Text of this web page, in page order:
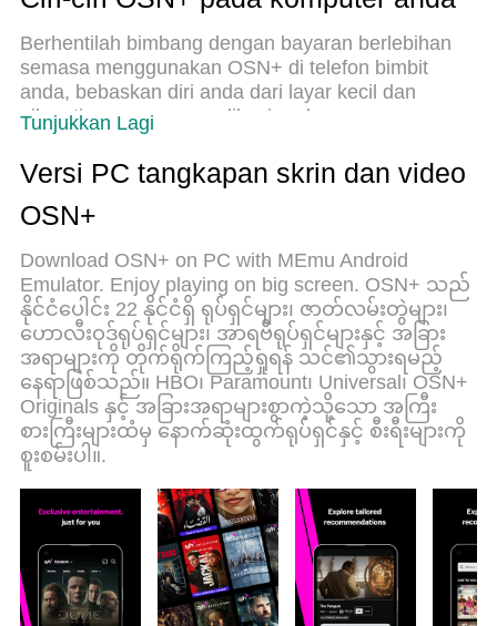
Berhentilah bimbang dengan bayaran berlebihan
semasa menggunakan OSN+ di telefon bimbit
anda, bebaskan diri anda dari layar kecil dan
nikmati penggunaan aplikasi pada paparan yang
jauh lebih besar. Mulai sekarang, dapatkan
pengalaman skrin penuh aplikasi anda dengan
papan kekunci dan tetikus. MEmu Play semua ciri
mengejutkan yang anda harapkan: pemasangan
tidak ada batasan bateri, data mudah alih, dan
panggilan yang mengganggu. MEmu 9 yang baru
adalah pilihan terbaik untuk menggunakan OSN+ di
komputer anda. Dikodkan dengan penyerapan
kami, pengurus multi-instance menjadikan
pembukaan 2 atau lebih akaun pada masa yang
sama mungkin. Dan yang paling penting, mesin
emulasi eksklusif kami dapat melepaskan potensi
penuh PC anda, menjadikan semuanya lancar dan
Tunjukkan Lagi
Versi PC tangkapan skrin dan video
OSN+
Download OSN+ on PC with MEmu Android
Emulator. Enjoy playing on big screen. OSN+ သည်
နိုင်ငံပေါင်း 22 နိုင်ငံရှိ ရုပ်ရှင်များ၊ ဇာတ်လမ်းတွဲများ၊
ဟောလီးဝုဒ်ရုပ်ရှင်များ၊ အာရဗီရုပ်ရှင်များနှင့် အခြား
အရာများကို တိုက်ရိုက်ကြည့်ရှုရန် သင်၏သွားရမည့်
နေရာဖြစ်သည်။ HBO၊ Paramount၊ Universal၊ OSN+
Originals နှင့် အခြားအရာများစွာကဲ့သို့သော အကြီး
စားကြီးများထံမှ နောက်ဆုံးထွက်ရုပ်ရှင်နှင့် စီးရီးများကို
စူးစမ်းပါ။.